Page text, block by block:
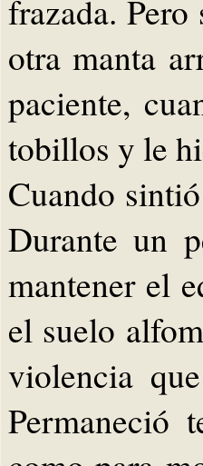
frazada.
otra manta
paciente,
tobillos y le
Cuando
Durante un
mantener el
el suelo
violencia
Permaneció